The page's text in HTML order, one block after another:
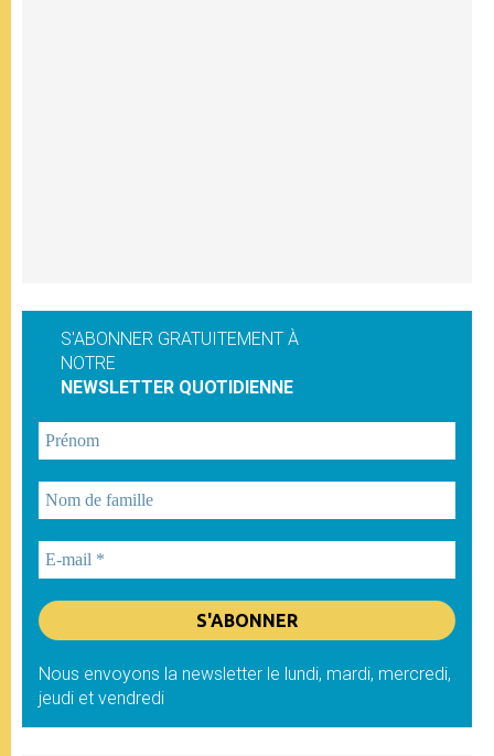
S'ABONNER GRATUITEMENT À
NOTRE
NEWSLETTER QUOTIDIENNE
Nous envoyons la newsletter le lundi, mardi, mercredi,
jeudi et vendredi